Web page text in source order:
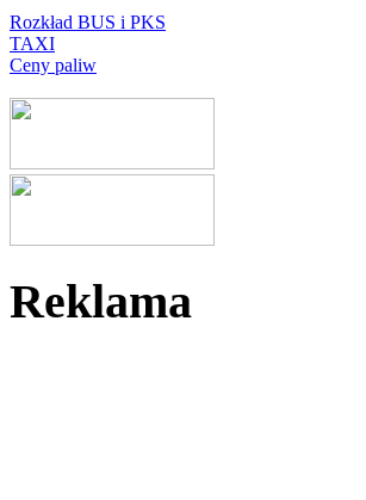
Rozkład BUS i PKS
TAXI
Ceny paliw
Reklama